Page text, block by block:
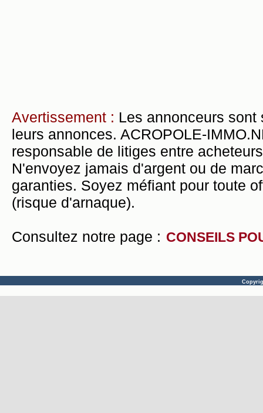
Avertissement : Les annonceurs
leurs annonces. ACROPOLE-
responsable de litiges entre
N'envoyez jamais d'argent ou de
garanties. Soyez méfiant pour toute
(risque d'arnaque).
Consultez notre page : CONSEILS